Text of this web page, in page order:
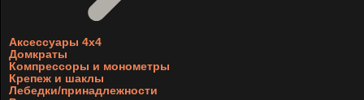
Аксессуары 4х4
Домкраты
Компрессоры и монометры
Крепеж и шаклы
Лебедки/принадлежности